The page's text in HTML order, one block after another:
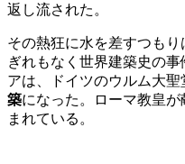
返し流された。
その熱狂に水を差すつも
ぎれもなく世界建築史の
アは、ドイツのウルム大聖
築になった。ローマ教皇
まれている。